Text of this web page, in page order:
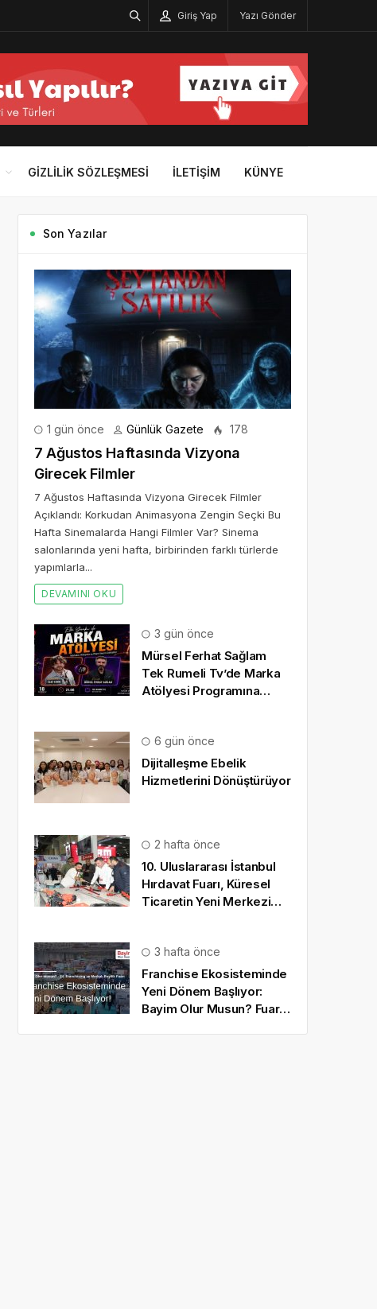
Giriş Yap Yazı Gönder
GIZLILIK SÖZLEŞMESI İLETIŞIM KÜNYE
Son Yazılar
1 gün önce Günlük Gazete 178
7 Ağustos Haftasında Vizyona
Girecek Filmler
7 Ağustos Haftasında Vizyona Girecek Filmler
Açıklandı: Korkudan Animasyona Zengin Seçki Bu
Hafta Sinemalarda Hangi Filmler Var? Sinema
salonlarında yeni hafta, birbirinden farklı türlerde
yapımlarla...
DEVAMINI OKU
3 gün önce
Mürsel Ferhat Sağlam
Tek Rumeli Tv’de Marka
Atölyesi Programına
6 gün önce
Dijitalleşme Ebelik
Hizmetlerini Dönüştürüyor
2 hafta önce
10. Uluslararası İstanbul
Hırdavat Fuarı, Küresel
Ticaretin Yeni Merkezi
3 hafta önce
Franchise Ekosisteminde
Yeni Dönem Başlıyor:
Bayim Olur Musun? Fuarı